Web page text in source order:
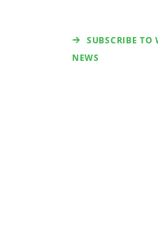
SUBSCRIBE TO
NEWS